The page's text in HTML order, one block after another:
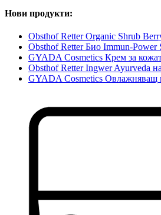
Нови продукти:
Obsthof Retter Organic Shrub
Obsthof Retter Био Immun-Power
GYADA Cosmetics Крем за
Obsthof Retter Ingwer Ayurveda
GYADA Cosmetics Овлажняващ